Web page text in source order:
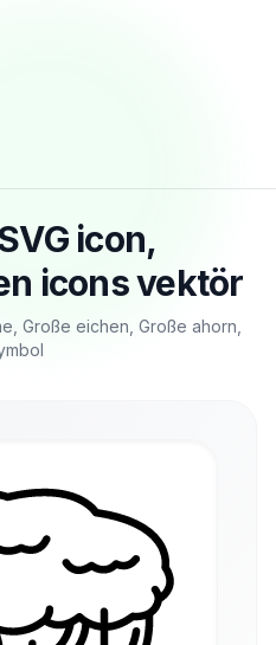
icon,
icons vektör
Große eichen, Große ahorn,